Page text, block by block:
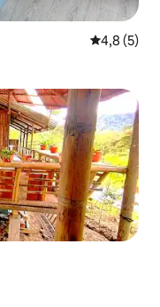
4,8 de
4,8 (5)